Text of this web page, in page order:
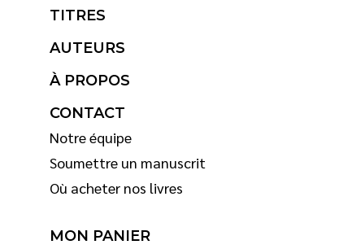
TITRES
AUTEURS
À PROPOS
CONTACT
Notre équipe
Soumettre un manuscrit
Où acheter nos livres
MON PANIER